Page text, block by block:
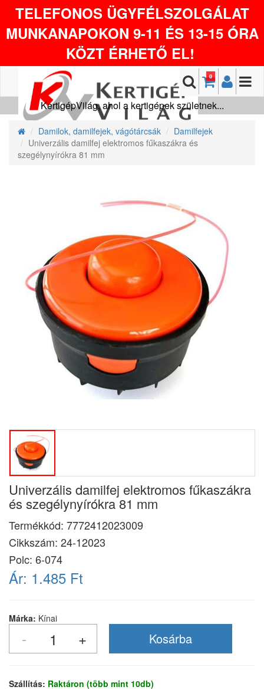
TELEFONOS ÜGYFÉLSZOLGÁLAT
MUNKANAPOKON 9-11 ÉS 13-15 ÓRA
KÖZT ÉRHETŐ EL!
0
KertigépVilág, ahol a kertigépek születnek...
Damilok, damilfejek, vágótárcsák
Damilfejek
Univerzális damilfej elektromos fűkaszákra és
szegélynyírókra 81 mm
Univerzális damilfej elektromos fűkaszákra
és szegélynyírókra 81 mm
Termékkód: 7772412023009
Cikkszám: 24-12023
Polc: 6-074
Ár: 1.485 Ft
Márka: Kínai
Szállítás: Raktáron (több mint 10db)